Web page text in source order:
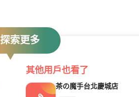
探索更多
其他用戶也看了
茶の魔手台北慶城店